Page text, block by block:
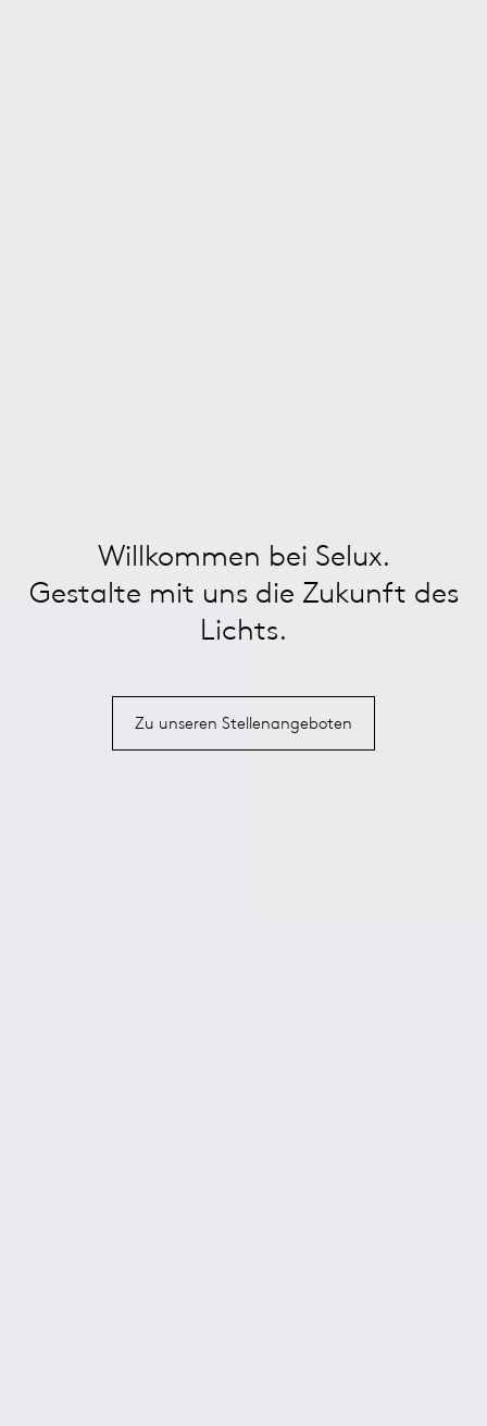
Willkommen bei Selux.
Gestalte mit uns die Zukunft des
Lichts.
Zu unseren Stellenangeboten